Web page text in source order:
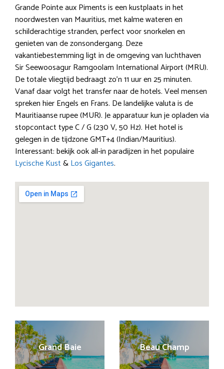
Grande Pointe aux Piments is een kustplaats in het
noordwesten van Mauritius, met kalme wateren en
schilderachtige stranden, perfect voor snorkelen en
genieten van de zonsondergang. Deze
vakantiebestemming ligt in de omgeving van luchthaven
Sir Seewoosagur Ramgoolam International Airport (MRU).
De totale vliegtijd bedraagt zo’n 11 uur en 25 minuten.
Vanaf daar volgt het transfer naar de hotels. Veel mensen
spreken hier Engels en Frans. De landelijke valuta is de
Mauritiaanse rupee (MUR). Je apparatuur kun je opladen via
stopcontact type C / G (230 V, 50 Hz). Het hotel is
gelegen in de tijdzone GMT+4 (Indian/Mauritius).
Interessant: bekijk ook all-in paradijzen in het populaire
Lycische Kust&Los Gigantes.
Grand Baie Beau Champ